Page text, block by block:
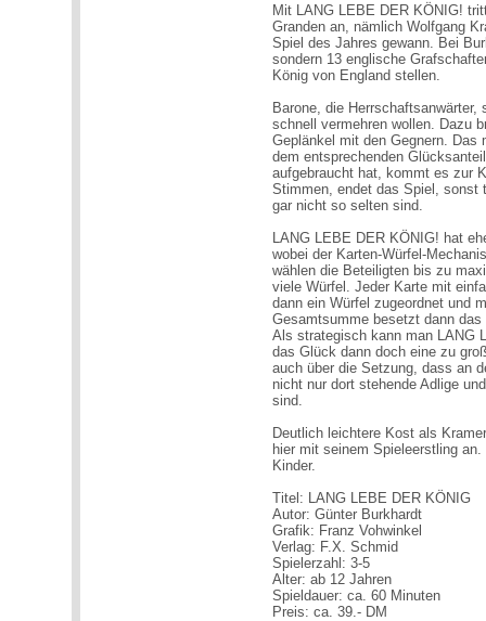
Mit LANG LEBE DER KÖNIG!
Granden an, nämlich Wolfgang
Spiel des Jahres gewann. Bei
sondern 13 englische
König von England stellen.
Barone, die
schnell vermehren wollen. Dazu
Geplänkel mit den Gegnern.
dem entsprechenden
aufgebraucht hat, kommt es zur
Stimmen, endet das Spiel, sonst
gar nicht so selten sind.
LANG LEBE DER KÖNIG! hat
wobei der Karten-Würfel-
wählen die Beteiligten bis zu
viele Würfel. Jeder Karte mit
dann ein Würfel zugeordnet und
Gesamtsumme besetzt dann
Als strategisch kann man LANG
das Glück dann doch eine zu
auch über die Setzung, dass an
nicht nur dort stehende Adlige
sind.
Deutlich leichtere Kost als
hier mit seinem Spieleerstling
Kinder.
Titel: LANG LEBE DER KÖNIG
Autor: Günter Burkhardt
Grafik: Franz Vohwinkel
Verlag: F.X. Schmid
Spielerzahl: 3-5
Alter: ab 12 Jahren
Spieldauer: ca. 60 Minuten
Preis: ca. 39.- DM